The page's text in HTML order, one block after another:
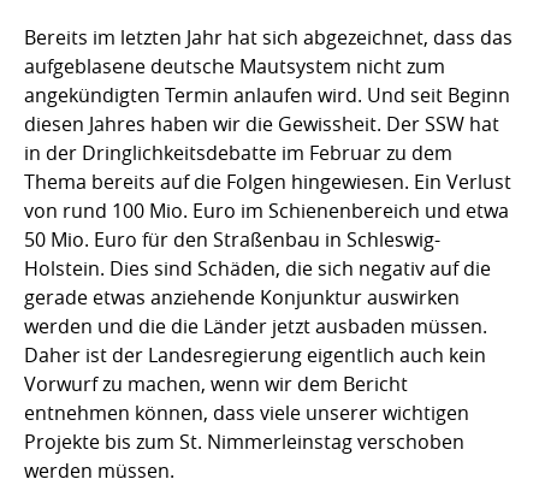
Bereits im letzten Jahr hat sich abgezeichnet, dass das
aufgeblasene deutsche Mautsystem nicht zum
angekündigten Termin anlaufen wird. Und seit Beginn
diesen Jahres haben wir die Gewissheit. Der SSW hat
in der Dringlichkeitsdebatte im Februar zu dem
Thema bereits auf die Folgen hingewiesen. Ein Verlust
von rund 100 Mio. Euro im Schienenbereich und etwa
50 Mio. Euro für den Straßenbau in Schleswig-
Holstein. Dies sind Schäden, die sich negativ auf die
gerade etwas anziehende Konjunktur auswirken
werden und die die Länder jetzt ausbaden müssen.
Daher ist der Landesregierung eigentlich auch kein
Vorwurf zu machen, wenn wir dem Bericht
entnehmen können, dass viele unserer wichtigen
Projekte bis zum St. Nimmerleinstag verschoben
werden müssen.